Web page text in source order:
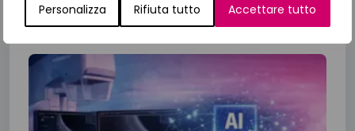
Personalizza Rifiuta tutto Accettare tutto
23 Giugno 2026